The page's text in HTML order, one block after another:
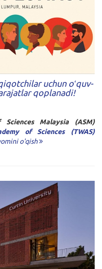
uchun oʻquv-
qoplanadi!
Malaysia (ASM)
of Sciences (TWAS)
o'qish